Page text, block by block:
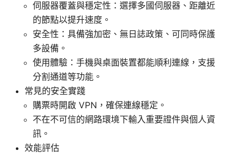
伺服器覆蓋與穩定性：選擇多國伺服器、距離近
的節點以提升速度。
安全性：具備強加密、無日誌政策、可同時保護
多設備。
使用體驗：手機與桌面裝置都能順利連線，支援
分割通道等功能。
常見的安全實踐
購票時開啟 VPN，確保連線穩定。
不在不可信的網路環境下輸入重要證件與個人資
訊。
效能評估